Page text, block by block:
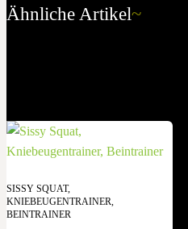
Ähnliche Artikel~
SISSY SQUAT,
KNIEBEUGENTRAINER,
BEINTRAINER